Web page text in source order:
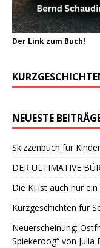
Der Link zum Buch!
NEUESTE
Skizzenbuch für Kinder
DER ULTIMATIVE
Die KI ist auch nur
Kurzgeschichten für
Neuerscheinung:
Spiekeroog“ von